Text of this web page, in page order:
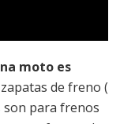
moto es
de freno (
son para frenos